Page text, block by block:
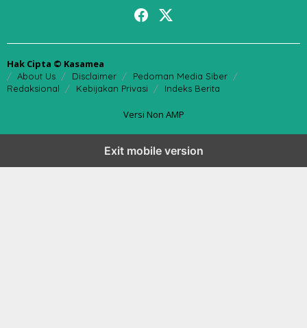
Hak Cipta © Kasamea
About Us Disclaimer
Pedoman Media Siber
Redaksional
Kebijakan Privasi Indeks Berita
Versi Non AMP
Exit mobile version